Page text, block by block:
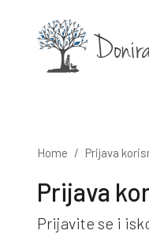
Home Prijava
Prijava
Prijavite se i